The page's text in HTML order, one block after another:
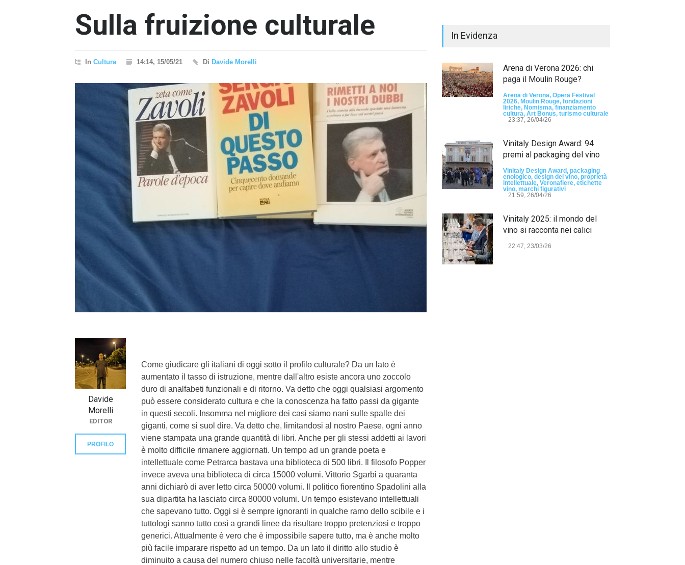
"Il Passaporto di Fausto Angelo Coppi" il
Premio Internazionale, dedicato a Giovanni
- nessun tag - 23:24, 24/07/26
Sulla fruizione culturale
In Cultura 14:14, 15/05/21 Di Davide Morelli
Come giudicare gli italiani di oggi sotto il profilo culturale? Da un lato è
aumentato il tasso di istruzione, mentre dall'altro esiste ancora uno zoccolo
duro di analfabeti funzionali e di ritorno. Va detto che oggi qualsiasi argomento
può essere considerato cultura e che la conoscenza ha fatto passi da gigante
in questi secoli. Insomma nel migliore dei casi siamo nani sulle spalle dei
giganti, come si suol dire. Va detto che, limitandosi al nostro Paese, ogni anno
viene stampata una grande quantità di libri. Anche per gli stessi addetti ai lavori
è molto difficile rimanere aggiornati. Un tempo ad un grande poeta e
intellettuale come Petrarca bastava una biblioteca di 500 libri. Il filosofo Popper
invece aveva una biblioteca di circa 15000 volumi. Vittorio Sgarbi a quaranta
anni dichiarò di aver letto circa 50000 volumi. Il politico fiorentino Spadolini alla
sua dipartita ha lasciato circa 80000 volumi. Un tempo esistevano intellettuali
che sapevano tutto. Oggi si è sempre ignoranti in qualche ramo dello scibile e i
tuttologi sanno tutto così a grandi linee da risultare troppo pretenziosi e troppo
generici. Attualmente è vero che è impossibile sapere tutto, ma è anche molto
più facile imparare rispetto ad un tempo. Da un lato il diritto allo studio è
diminuito a causa del numero chiuso nelle facoltà universitarie, mentre
Davide
Morelli
EDITOR
PROFILO
In Evidenza
Arena di Verona 2026: chi
paga il Moulin Rouge?
Arena di Verona, Opera Festival
2026, Moulin Rouge, fondazioni
liriche, Nomisma, finanziamento
cultura, Art Bonus, turismo culturale
23:37, 26/04/26
Vinitaly Design Award: 94
premi al packaging del vino
Vinitaly Design Award, packaging
enologico, design del vino, proprietà
intellettuale, Veronafiere, etichette
vino, marchi figurativi
21:59, 26/04/26
Vinitaly 2025: il mondo del
vino si racconta nei calici
22:47, 23/03/26